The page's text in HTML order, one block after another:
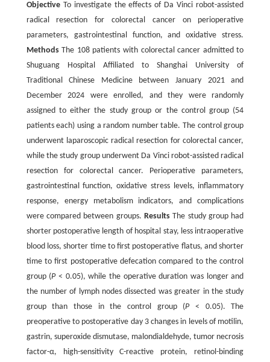
ObjectiveTo investigate the effects of Da Vinci robot-assisted
radical resection for colorectal cancer on perioperative
parameters, gastrointestinal function, and oxidative stress.
MethodsThe 108 patients with colorectal cancer admitted to
Shuguang Hospital Affiliated to Shanghai University of
Traditional Chinese Medicine between January 2021 and
December 2024 were enrolled, and they were randomly
assigned to either the study group or the control group (54
patients each) using a random number table. The control group
underwent laparoscopic radical resection for colorectal cancer,
while the study group underwent Da Vinci robot-assisted radical
resection for colorectal cancer. Perioperative parameters,
gastrointestinal function, oxidative stress levels, inflammatory
response, energy metabolism indicators, and complications
were compared between groups. Results The study group had
shorter postoperative length of hospital stay, less intraoperative
blood loss, shorter time to first postoperative flatus, and shorter
time to first postoperative defecation compared to the control
group (P< 0.05), while the operative duration was longer and
the number of lymph nodes dissected was greater in the study
group than those in the control group (P< 0.05). The
preoperative to postoperative day 3 changes in levels of motilin,
gastrin, superoxide dismutase, malondialdehyde, tumor necrosis
factor-α, high-sensitivity C-reactive protein, retinol-binding